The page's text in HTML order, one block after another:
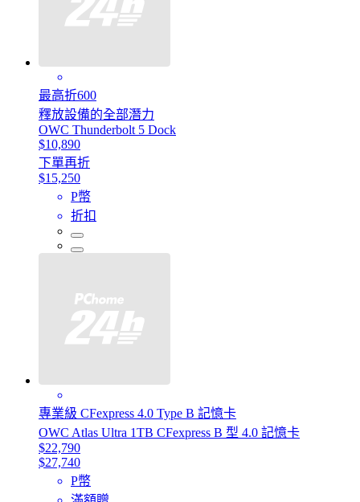
最高折600
釋放設備的全部潛力
OWC Thunderbolt 5 Dock
$10,890
下單再折
$15,250
P幣
折扣
專業級 CFexpress 4.0 Type B 記憶卡
OWC Atlas Ultra 1TB CFexpress B 型 4.0 記憶卡
$22,790
$27,740
P幣